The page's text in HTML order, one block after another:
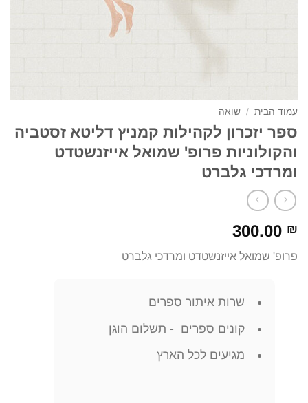
עמוד הבית / שואה
ספר יזכרון לקהילות קמניץ דליטא זסטביה
והקולוניות פרופ' שמואל אייזנשטדט
ומרדכי גלברט
300.00 ₪
פרופ' שמואל אייזנשטדט ומרדכי גלברט
שרות איתור ספרים
קונים ספרים - תשלום הוגן
מגיעים לכל הארץ